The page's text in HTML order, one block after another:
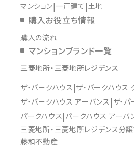
マンション 一戸建て 土地
購入お役立ち情報
購入の流れ
マンションブランド一覧
三菱地所・三菱地所レジデンス
ザ・パークハウス ザ・パークハウス
ザ・パークハウス アーバンス ザ・
パークハウス パークハウス アーバ
三菱地所・三菱地所レジデンス分譲
藤和不動産